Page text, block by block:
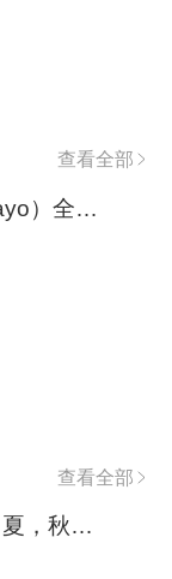
查看全部
可惜夜（あたらよ，Atarayo）全收录
查看全部
维瓦尔第·《四季》（春，夏，秋，冬）